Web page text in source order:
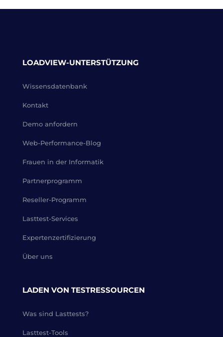
LOADVIEW-UNTERSTÜTZUNG
Wissensdatenbank
Kontakt
Demo anfordern
Web-Performance-Blog
Frauen in der Informatik
Partnerprogramm
Reseller-Programm
Lasttest-Services
Expertenzertifizierung
Über uns
LADEN VON TESTRESSOURCEN
Was sind Lasttests?
Lasttest-Tools